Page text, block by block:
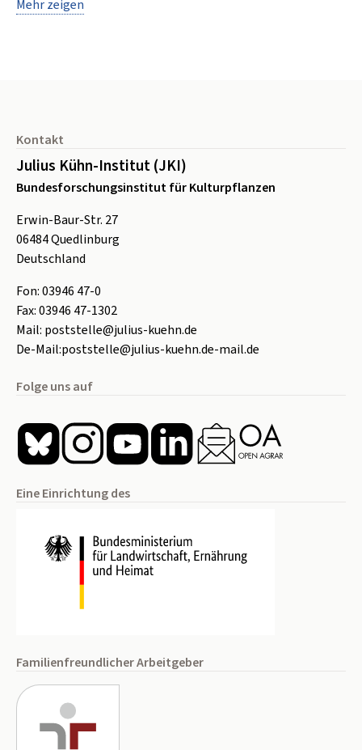
Mehr zeigen
Kontakt
Julius Kühn-Institut (JKI)
Bundesforschungsinstitut für Kulturpflanzen
Erwin-Baur-Str. 27
06484Quedlinburg
Deutschland
Fon:03946 47-0
Fax:03946 47-1302
Mail: poststelle@julius-kuehn.de
De-Mail:poststelle@julius-kuehn.de-mail.de
Folge uns auf
Eine Einrichtung des
Familienfreundlicher Arbeitgeber